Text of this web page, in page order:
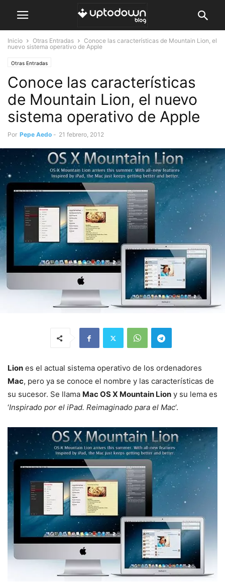
Inicio Otras Entradas
Conoce las características de Mountain Lion, el
nuevo sistema operativo de Apple
Otras Entradas
Conoce las características
de Mountain Lion, el nuevo
sistema operativo de Apple
Por Pepe Aedo - 21 febrero, 2012
Lion es el actual sistema operativo de los ordenadores
Mac, pero ya se conoce el nombre y las características de
su sucesor. Se llama Mac OS X Mountain Lion y su lema es
‘Inspirado por el iPad. Reimaginado para el Mac‘.